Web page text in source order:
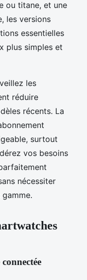
ou titane, et une
les versions
essentielles
plus simples et
les
réduire
récents. La
surtout
vos besoins
nécessiter